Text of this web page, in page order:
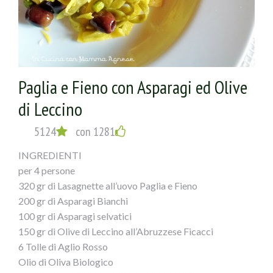
Paglia e Fieno con Asparagi ed Olive
di Leccino
5124 con 1281
INGREDIENTI
per 4 persone
320 gr di Lasagnette all’uovo Paglia e Fieno
200 gr di Asparagi Bianchi
100 gr di Asparagi selvatici
150 gr di Olive di Leccino all’Abruzzese Ficacci
6 Tolle di Aglio Rosso
Olio di Oliva Biologico